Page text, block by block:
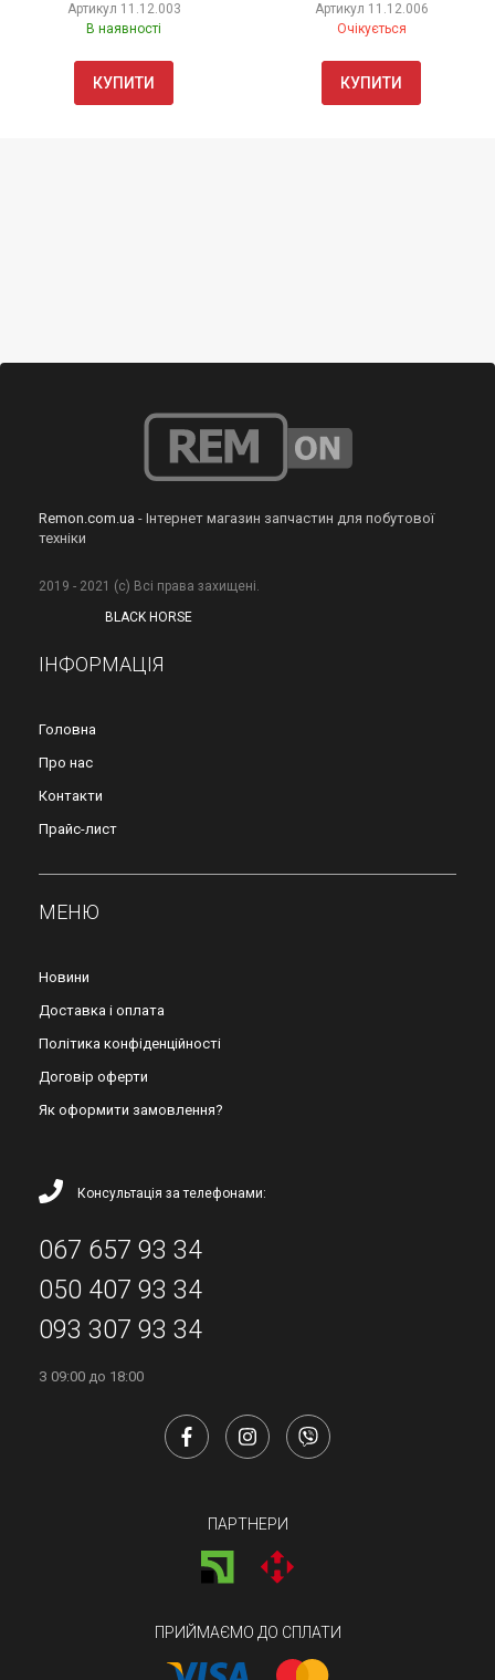
Артикул 11.12.003
В наявності
КУПИТИ
Артикул 11.12.006
Очікується
КУПИТИ
Remon.com.ua - Інтернет магазин запчастин для побутової
техніки
2019 - 2021 (с) Всі права захищені.
BLACK HORSE
ІНФОРМАЦІЯ
Головна
Про нас
Контакти
Прайс-лист
МЕНЮ
Новини
Доставка і оплата
Політика конфіденційності
Договір оферти
Як оформити замовлення?
Консультація за телефонами:
067 657 93 34
050 407 93 34
093 307 93 34
З 09:00 до 18:00
ПАРТНЕРИ
ПРИЙМАЄМО ДО СПЛАТИ